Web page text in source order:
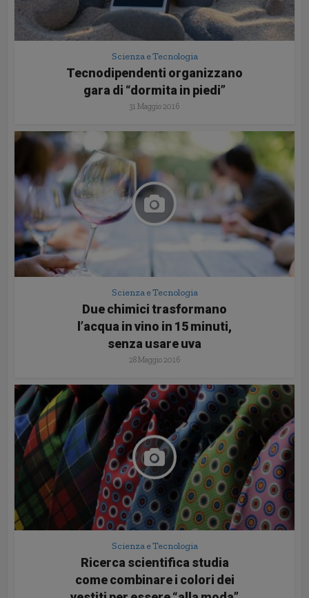
Scienza e Tecnologia
Tecnodipendenti organizzano
gara di “dormita in piedi”
31 Maggio 2016
Scienza e Tecnologia
Due chimici trasformano
l’acqua in vino in 15 minuti,
senza usare uva
28 Maggio 2016
Scienza e Tecnologia
Ricerca scientifica studia
come combinare i colori dei